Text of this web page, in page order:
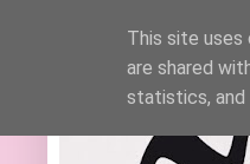
This site uses
are shared
statistics, and